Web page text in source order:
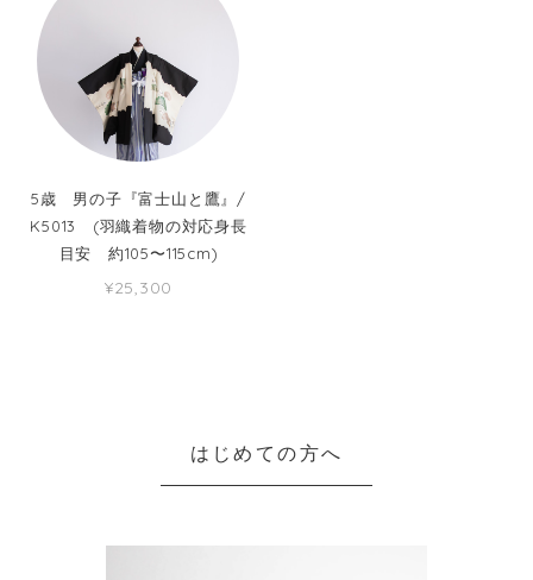
5歳 男の子『富士山と鷹』/
K5013 (羽織着物の対応身長
目安 約105〜115cm)
¥25,300
はじめての方へ